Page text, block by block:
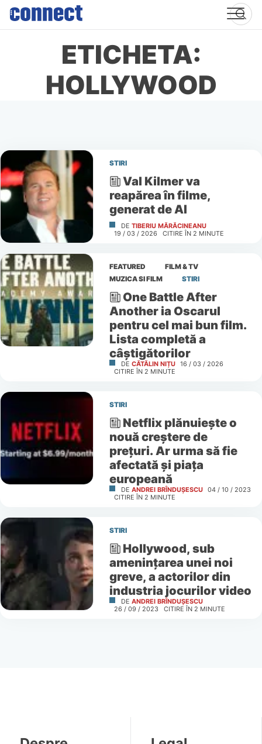
Skip
content
ETICHETA:
HOLLYWOOD
STIRI
Val Kilmer va
reapărea în filme,
generat de AI
DE TIBERIU MĂRĂCINEANU
19 / 03 / 2026
CITIRE ÎN 2 MINUTE
FEATURED
FILM & TV
MUZICA SI FILM
STIRI
One Battle After
Another ia Oscarul
pentru cel mai bun film.
Lista completă a
câștigătorilor
DE CĂTĂLIN NIȚU 16 / 03 / 2026
CITIRE ÎN 2 MINUTE
STIRI
Netflix plănuiește o
nouă creștere de
prețuri. Ar urma să fie
afectată și piața
europeană
DE ANDREI BRÎNDUȘESCU 04 / 10 / 2023
CITIRE ÎN 2 MINUTE
STIRI
Hollywood, sub
amenințarea unei noi
greve, a actorilor din
industria jocurilor video
DE ANDREI BRÎNDUȘESCU
26 / 09 / 2023
CITIRE ÎN 2 MINUTE